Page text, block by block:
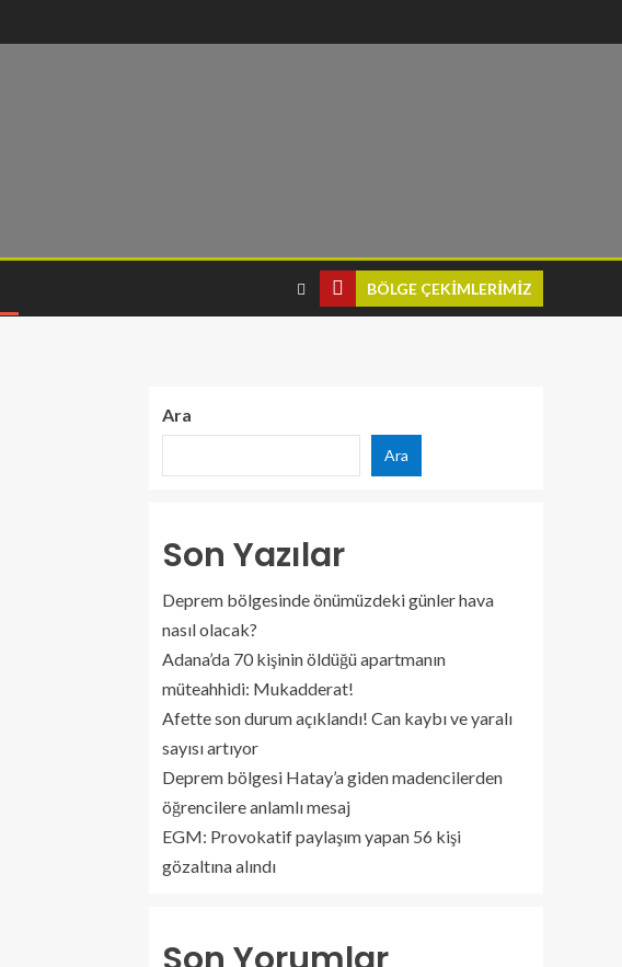
BÖLGE ÇEKIMLERIMIZ
Ara
Ara
Son Yazılar
Deprem bölgesinde önümüzdeki günler hava
nasıl olacak?
Adana’da 70 kişinin öldüğü apartmanın
müteahhidi: Mukadderat!
Afette son durum açıklandı! Can kaybı ve yaralı
sayısı artıyor
Deprem bölgesi Hatay’a giden madencilerden
öğrencilere anlamlı mesaj
EGM: Provokatif paylaşım yapan 56 kişi
gözaltına alındı